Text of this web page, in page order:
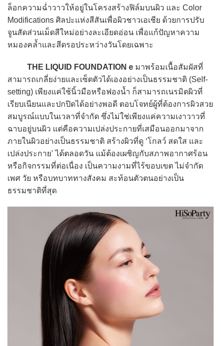
ล็อกความฉ่ำวาวให้อยู่ในโครงสร้างฟิล์มบนผิว และ Color
Modifications ศิลปะแห่งสีสันเพื่อผิวชาวเอเชีย ด้วยการปรับ
จูนสัดส่วนเม็ดสีใหม่อย่างละเอียดอ่อน เพื่อแก้ปัญหาความ
หมองคล้ำและสีดรอประหว่างวันโดยเฉพาะ
THE LIQUID FOUNDATION e มาพร้อมเนื้อสัมผัสที่
สามารถเกลี่ยง่ายและเซ็ตตัวได้เองอย่างเป็นธรรมชาติ (Self-
setting) เพียงแค่ใช้นิ้วมือหรือฟองน้ำ ก็สามารถเนรมิตผิวที่
เรียบเนียนและปกปิดได้อย่างพอดี ตอบโจทย์ผู้ที่ต้องการผิวสวย
สมบูรณ์แบบในเวลาที่จำกัด ซึ่งไม่ใช่เพียงแค่ความเงาวาวที่
ฉาบอยู่บนผิว แต่คือความเปล่งประกายที่เสมือนออกมาจาก
ภายในผิวอย่างเป็นธรรมชาติ สร้างผิวที่ดู ‘โกลว์ สดใส และ
เปล่งประกาย’ ได้ตลอดวัน แม้ต้องเผชิญกับสภาพอากาศร้อน
หรือกิจกรรมที่ต่อเนื่อง เป็นความงามที่ไร้ขอบเขต ไม่จำกัด
เพศ วัย หรือบทบาททางสังคม สะท้อนตัวตนอย่างเป็น
ธรรมชาติที่สุด